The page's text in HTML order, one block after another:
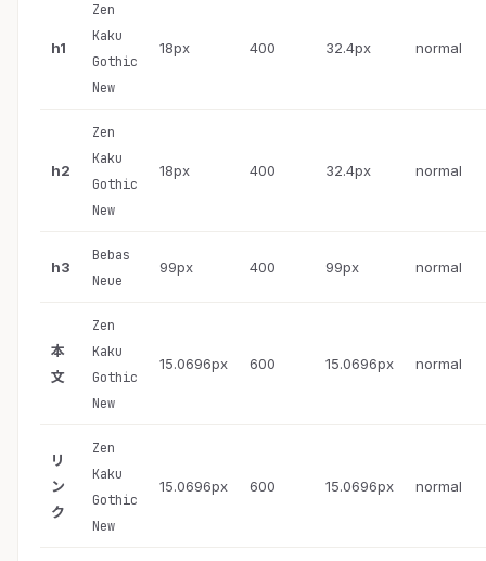
h1
Zen
Kaku
Gothic
New
18px 400 32.4px normal
h2
Zen
Kaku
Gothic
New
18px 400 32.4px normal
h3
Bebas
Neue
99px 400 99px normal
本
文
Zen
Kaku
Gothic
New
15.0696px 600 15.0696px normal
リ
ン
ク
Zen
Kaku
Gothic
New
15.0696px 600 15.0696px normal